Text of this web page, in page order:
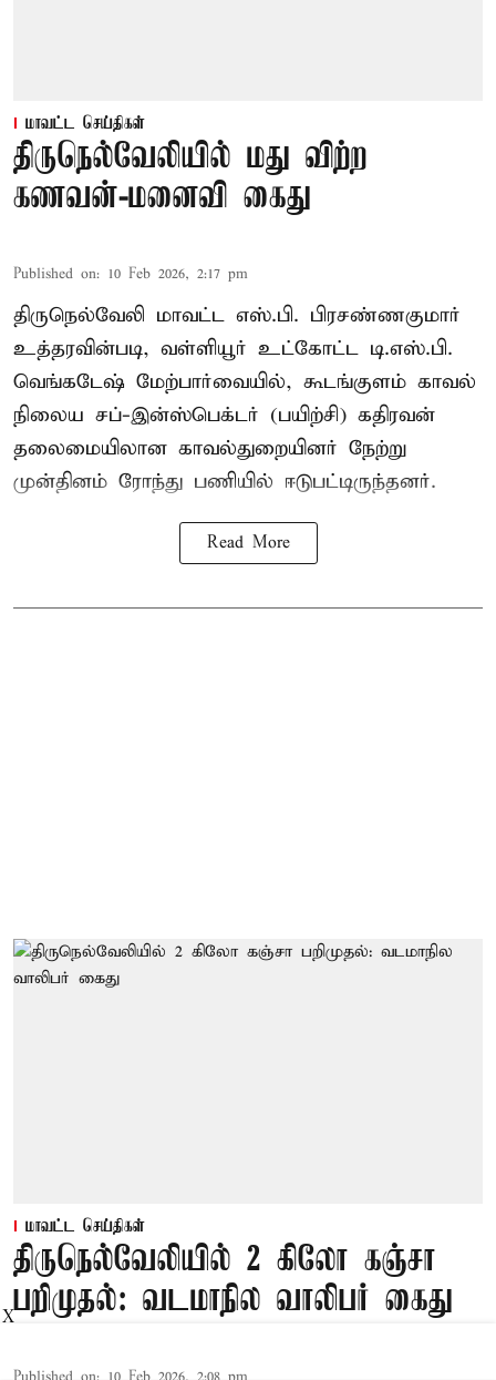
மாவட்ட செய்திகள்
திருநெல்வேலியில் மது விற்ற
கணவன்-மனைவி கைது
Published on: 10 Feb 2026, 2:17 pm
திருநெல்வேலி மாவட்ட எஸ்.பி. பிரசண்ணகுமார்
உத்தரவின்படி, வள்ளியூர் உட்கோட்ட டி.எஸ்.பி.
வெங்கடேஷ் மேற்பார்வையில், கூடங்குளம் காவல்
நிலைய சப்-இன்ஸ்பெக்டர் (பயிற்சி) கதிரவன்
தலைமையிலான காவல்துறையினர் நேற்று
முன்தினம் ரோந்து பணியில் ஈடுபட்டிருந்தனர்.
Read More
மாவட்ட செய்திகள்
திருநெல்வேலியில் 2 கிலோ கஞ்சா
பறிமுதல்: வடமாநில வாலிபர் கைது
X